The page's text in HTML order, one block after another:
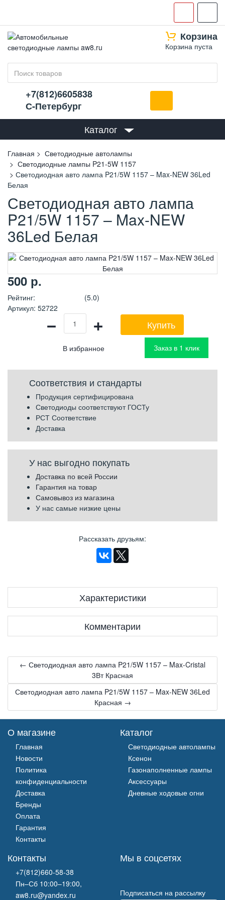
Корзина
Корзина пуста
+7(812)6605838
С-Петербург
Каталог
Главная
Светодиодные автолампы
Светодиодные лампы P21-5W 1157
Светодиодная авто лампа P21/5W 1157 – Max-NEW 36Led
Белая
Светодиодная авто лампа
P21/5W 1157 – Max-NEW
36Led Белая
500 р.
Рейтинг:
(5.0)
Артикул: 52722
− + Купить
Заказ в 1 клик
Соответствия и стандарты
Продукция сертифицирована
Светодиоды соответствуют ГОСТу
РСТ Соответствие
Доставка
У нас выгодно покупать
Доставка по всей России
Гарантия на товар
Самовывоз из магазина
У нас самые низкие цены
Рассказать друзьям:
Характеристики
Комментарии
← Светодиодная авто лампа P21/5W 1157 – Max-Cristal
3Вт Красная
Светодиодная авто лампа P21/5W 1157 – Max-NEW 36Led
Красная →
О магазине
Главная
Новости
Политика
конфиденциальности
Доставка
Бренды
Оплата
Гарантия
Контакты
Каталог
Светодиодные автолампы
Ксенон
Газонаполненные лампы
Аксессуары
Дневные ходовые огни
Контакты
+7(812)660-58-38
Пн–Сб 10:00–19:00,
aw8.ru@yandex.ru
Мы в соцсетях
Подписаться на рассылку